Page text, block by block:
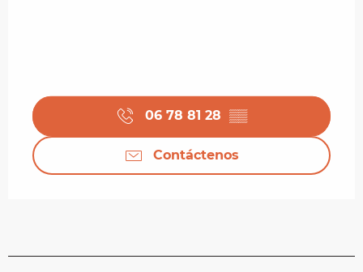
06 78 81 28 ▒▒
Contáctenos